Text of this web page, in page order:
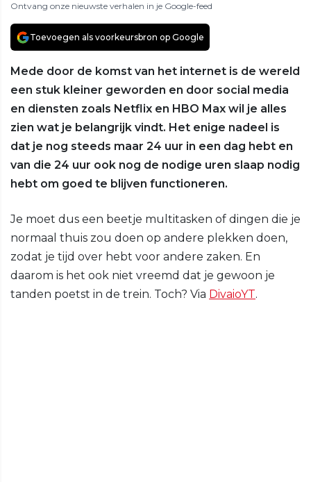
Ontvang onze nieuwste verhalen in je Google-feed
Toevoegen als voorkeursbron op Google
Mede door de komst van het internet is de wereld
een stuk kleiner geworden en door social media
en diensten zoals Netflix en HBO Max wil je alles
zien wat je belangrijk vindt. Het enige nadeel is
dat je nog steeds maar 24 uur in een dag hebt en
van die 24 uur ook nog de nodige uren slaap nodig
hebt om goed te blijven functioneren.
Je moet dus een beetje multitasken of dingen die je
normaal thuis zou doen op andere plekken doen,
zodat je tijd over hebt voor andere zaken. En
daarom is het ook niet vreemd dat je gewoon je
tanden poetst in de trein. Toch? Via DivaioYT.